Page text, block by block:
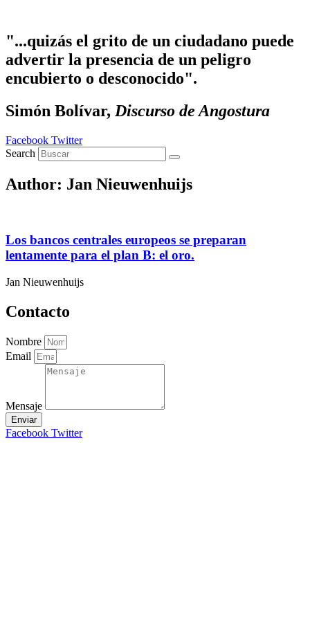
"...quizás el grito de un ciudadano puede
advertir la presencia de un peligro
encubierto o desconocido".
Simón Bolívar, Discurso de Angostura
Facebook Twitter
Search
Author: Jan Nieuwenhuijs
Los bancos centrales europeos se preparan
lentamente para el plan B: el oro.
Jan Nieuwenhuijs
Contacto
Nombre
Email
Mensaje
Enviar
Facebook Twitter